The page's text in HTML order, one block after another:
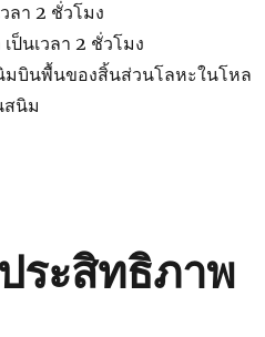
ลา 2 ชั่วโมง
ป็นเวลา 2 ชั่วโมง
มบินพื้นของสิ้นส่วนโลหะในโหล
สนิม
ระสิทธิภาพ